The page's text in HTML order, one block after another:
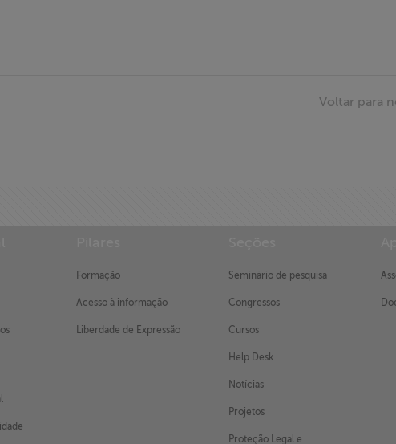
Voltar para
Formação
Acesso à informação
Liberdade de Expressão
Seminário de pesquisa
Congressos
Cursos
Help Desk
Notícias
Projetos
Proteção Legal e